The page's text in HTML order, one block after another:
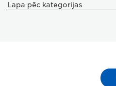
Lapa pēc kategorijas